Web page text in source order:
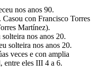
nos anos 90.
con Francisco Torres
Martínez).
nos anos 20.
solteira nos anos 20.
veces e con amplia
entre eles III 4 a 6.